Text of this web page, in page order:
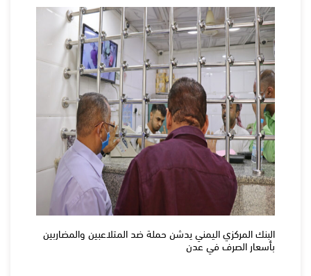
البنك المركزي اليمني يدشن حملة ضد المتلاعبين والمضاربين
بأسعار الصرف في عدن